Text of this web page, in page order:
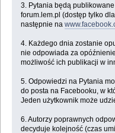
3. Pytania będą
forum.lem.pl (dostęp tylko
następnie na
4. Każdego dnia zostanie
nie odpowiada za
możliwość ich publikacji w
5. Odpowiedzi na Pytania
do posta na Facebooku, w
Jeden użytkownik może
6. Autorzy poprawnych
decyduje kolejność (czas